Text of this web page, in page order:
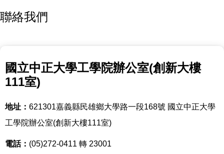
聯絡我們
國立中正大學工學院辦公室(創新大樓
111室)
地址： 621301嘉義縣民雄鄉大學路一段168號 國立中正大學
工學院辦公室(創新大樓111室)
電話： (05)272-0411 轉 23001